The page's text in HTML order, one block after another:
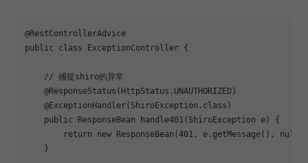
@RestControllerAdvice
public
class ExceptionController {
// 捕捉shiro的异常
@ResponseStatus (HttpStatus.UNAUTHORIZED)
@ExceptionHandler(ShiroException.class)
public ResponseBean handle401(ShiroException e)
{
return
new ResponseBean(401 , e.getMessage(), null
    }